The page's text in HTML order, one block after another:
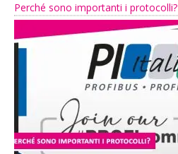
Perché sono importanti i protocolli?